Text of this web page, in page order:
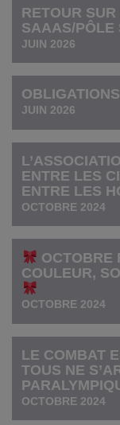
RETOUR
SAAAS/PÔLE
JUIN 2026
JUIN 2026
ENTRE LES
ENTRE LES
OCTOBRE 2024
OCTOBRE
COULEUR,
OCTOBRE 2024
LE COMBAT
TOUS NE
OCTOBRE 2024